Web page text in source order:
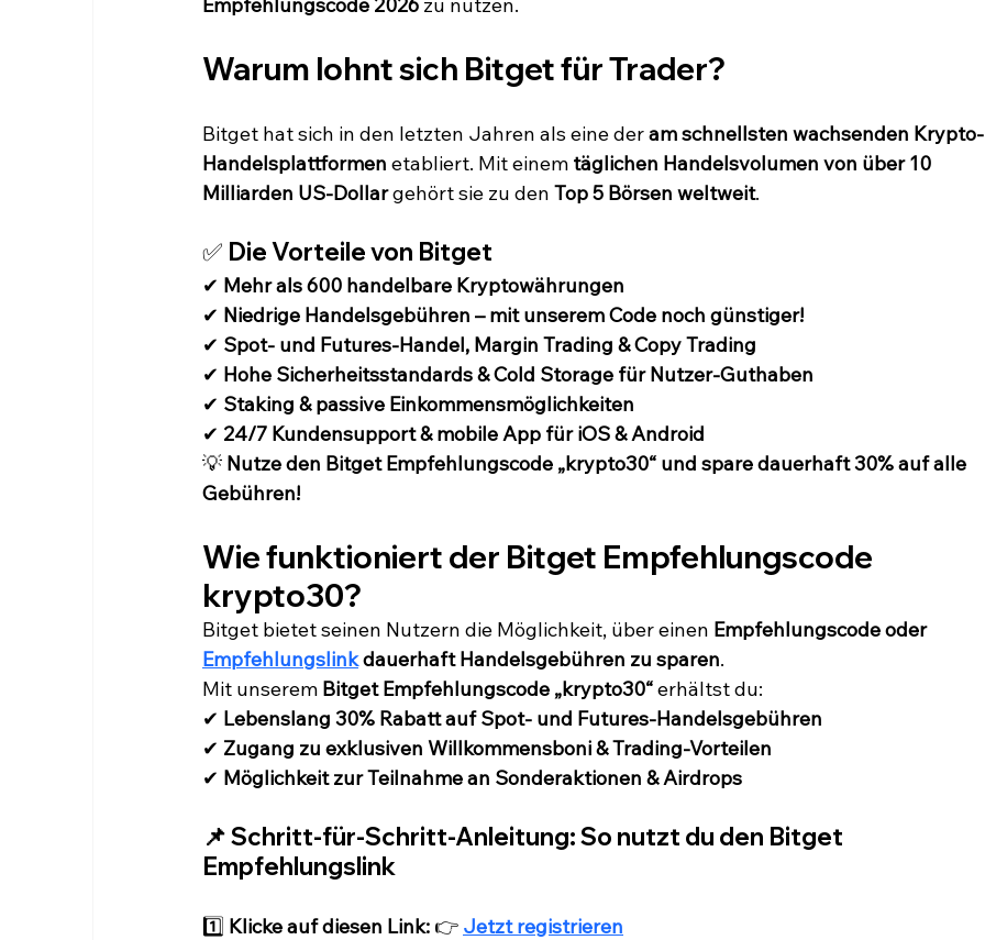
Warum lohnt sich Bitget für Trader?
Bitget hat sich in den letzten Jahren als eine der am schnellsten wachsenden Krypto-
Handelsplattformen etabliert. Mit einem täglichen Handelsvolumen von über 10
Milliarden US-Dollar gehört sie zu den Top 5 Börsen weltweit.
✅ Die Vorteile von Bitget
✔ Mehr als 600 handelbare Kryptowährungen
✔ Niedrige Handelsgebühren – mit unserem Code noch günstiger!
✔ Spot- und Futures-Handel, Margin Trading & Copy Trading
✔ Hohe Sicherheitsstandards & Cold Storage für Nutzer-Guthaben
✔ Staking & passive Einkommensmöglichkeiten
✔ 24/7 Kundensupport & mobile App für iOS & Android
💡 Nutze den Bitget Empfehlungscode „krypto30“ und spare dauerhaft 30% auf alle
Gebühren!
Wie funktioniert der Bitget Empfehlungscode
krypto30?
Bitget bietet seinen Nutzern die Möglichkeit, über einen Empfehlungscode oder
Empfehlungslinkdauerhaft Handelsgebühren zu sparen.
Mit unserem Bitget Empfehlungscode „krypto30“ erhältst du:
✔ Lebenslang 30% Rabatt auf Spot- und Futures-Handelsgebühren
✔ Zugang zu exklusiven Willkommensboni & Trading-Vorteilen
✔ Möglichkeit zur Teilnahme an Sonderaktionen & Airdrops
📌 Schritt-für-Schritt-Anleitung: So nutzt du den Bitget
Empfehlungslink
1️⃣ Klicke auf diesen Link: 👉 Jetzt registrieren